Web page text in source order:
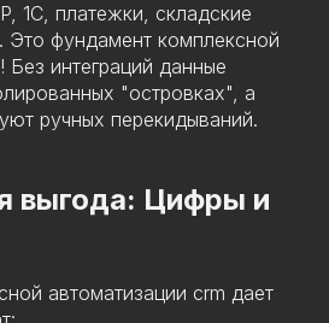
1С, платежки, складские
Это фундамент комплексной
Без интеграций данные
"островках", а
ручных перекидываний.
выгода: Цифры и
автоматизации crm дает